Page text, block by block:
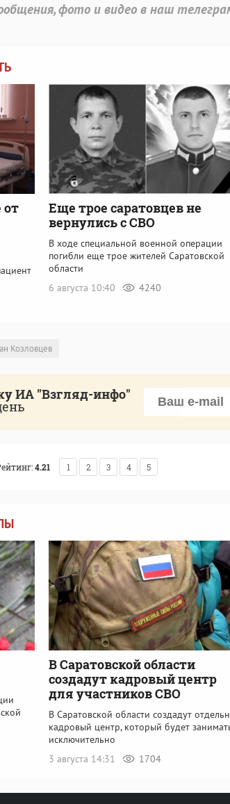
фото и видео в наш
от
Еще трое саратовцев не
вернулись с СВО
В ходе специальной военной операции
погибли еще трое жителей Саратовской
области
6 августа 10:40
4240
Козловцев
ИА "Взгляд-инфо"
4.21 1 2 3 4 5
В Саратовской области
создадут кадровый центр
для участников СВО
В Саратовской области создадут
кадровый центр, который будет
исключительно
3 августа 14:31
1704